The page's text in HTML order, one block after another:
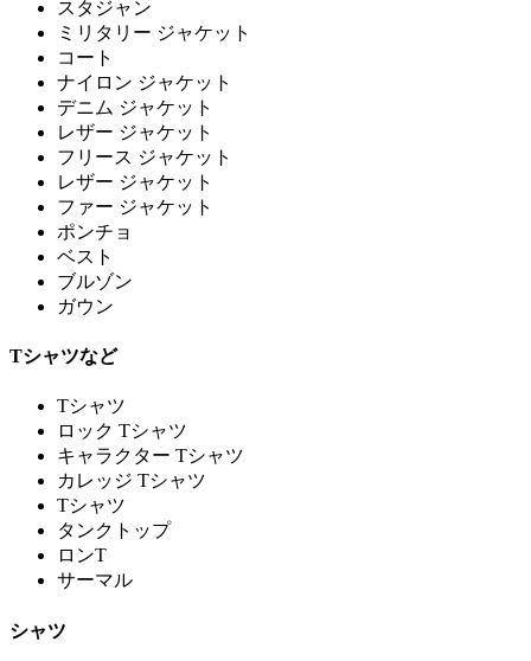
スタジャン
ミリタリー ジャケット
コート
ナイロン ジャケット
デニム ジャケット
レザー ジャケット
フリース ジャケット
レザー ジャケット
ファー ジャケット
ポンチョ
ベスト
ブルゾン
ガウン
Tシャツなど
Tシャツ
ロック Tシャツ
キャラクター Tシャツ
カレッジ Tシャツ
Tシャツ
タンクトップ
ロンT
サーマル
シャツ